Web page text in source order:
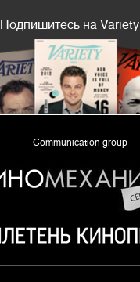
Подпишитесь на Variety
Communication group
«Planeta Inform»